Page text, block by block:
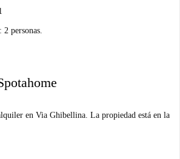
2 personas.
en Via Ghibellina. La propiedad está en la